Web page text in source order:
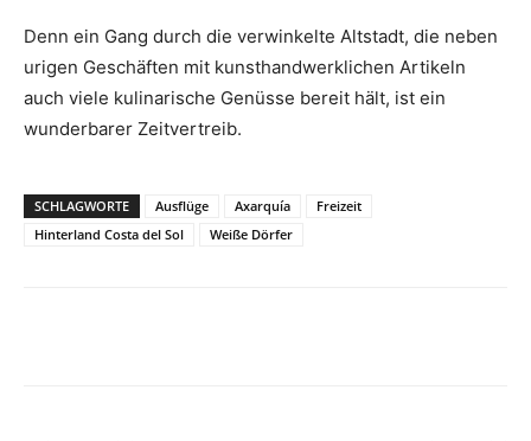
Denn ein Gang durch die verwinkelte Altstadt, die neben
urigen Geschäften mit kunsthandwerklichen Artikeln
auch viele kulinarische Genüsse bereit hält, ist ein
wunderbarer Zeitvertreib.
SCHLAGWORTE Ausflüge Axarquía
Freizeit
Hinterland Costa del Sol
Weiße Dörfer